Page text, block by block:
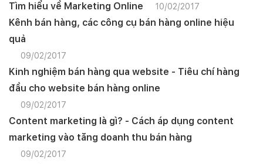
Tìm hiểu về Marketing Online 10/02/2017
Kênh bán hàng, các công cụ bán hàng online hiệu
quả
09/02/2017
Kinh nghiệm bán hàng qua website - Tiêu chí hàng
đầu cho website bán hàng online
09/02/2017
Content marketing là gì? - Cách áp dụng content
marketing vào tăng doanh thu bán hàng
09/02/2017